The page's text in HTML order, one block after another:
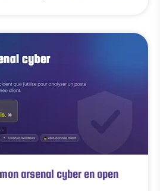
arsenal cyber en open